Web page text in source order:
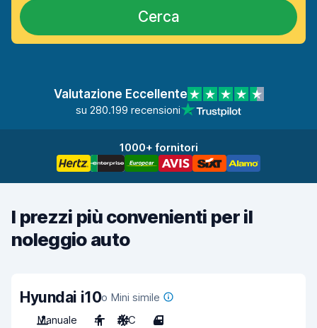
Cerca
Valutazione Eccellente
su 280.199 recensioni
1000+ fornitori
I prezzi più convenienti per il
noleggio auto
Hyundai i10o Mini simile
Manuale
4 A/C 4